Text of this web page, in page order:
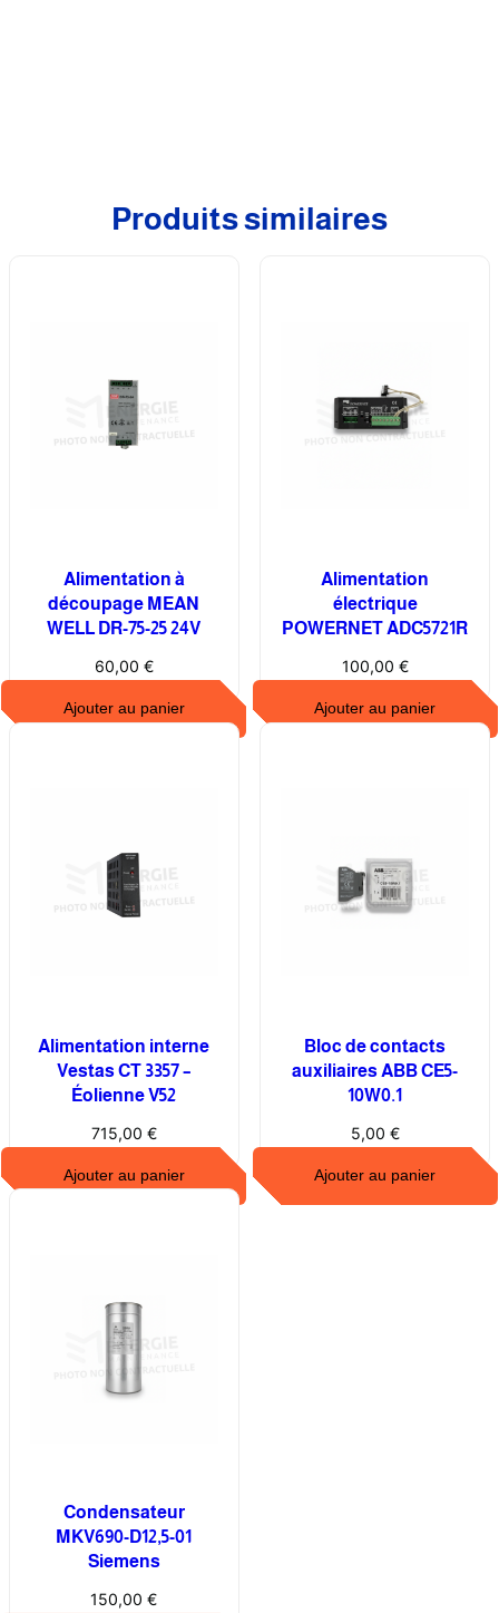
Produits similaires
Alimentation à
découpage MEAN
WELL DR-75-25 24V
60,00 €
Ajouter au panier
Alimentation
électrique
POWERNET ADC5721R
100,00 €
Ajouter au panier
Alimentation interne
Vestas CT 3357 –
Éolienne V52
715,00 €
Ajouter au panier
Bloc de contacts
auxiliaires ABB CE5-
10W0.1
5,00 €
Ajouter au panier
Condensateur
MKV690-D12,5-01
Siemens
150,00€